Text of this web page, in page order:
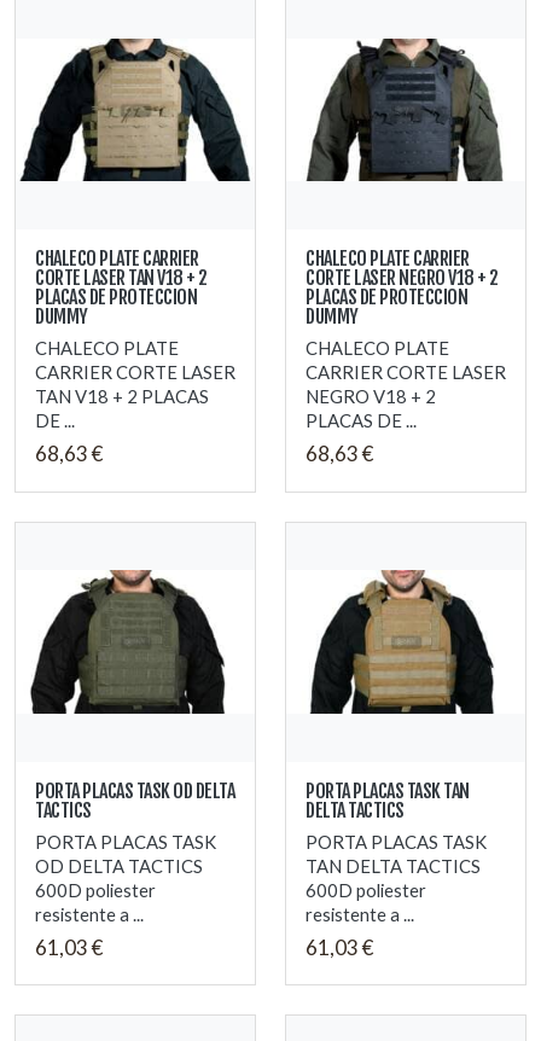
CHALECO PLATE CARRIER
CORTE LASER TAN V18 + 2
PLACAS DE PROTECCION
DUMMY
CHALECO PLATE
CARRIER CORTE LASER
TAN V18 + 2 PLACAS
DE ...
68,63 €
CHALECO PLATE CARRIER
CORTE LASER NEGRO V18 + 2
PLACAS DE PROTECCION
DUMMY
CHALECO PLATE
CARRIER CORTE LASER
NEGRO V18 + 2
PLACAS DE ...
68,63 €
PORTA PLACAS TASK OD DELTA
TACTICS
PORTA PLACAS TASK
OD DELTA TACTICS
600D poliester
resistente a ...
61,03 €
PORTA PLACAS TASK TAN
DELTA TACTICS
PORTA PLACAS TASK
TAN DELTA TACTICS
600D poliester
resistente a ...
61,03 €